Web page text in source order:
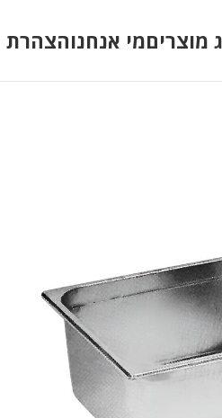
מוצריםמי אנחנוהצהרת